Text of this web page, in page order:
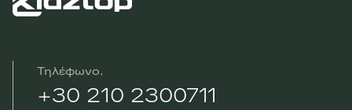
Τηλέφωνο
+30 210 2300711